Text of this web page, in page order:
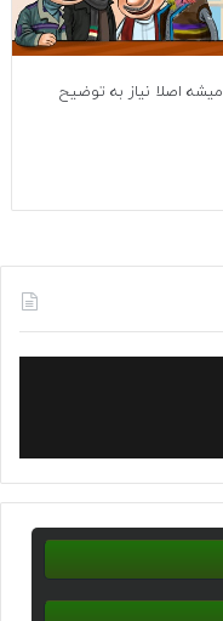
اصلا نیاز به توضیح